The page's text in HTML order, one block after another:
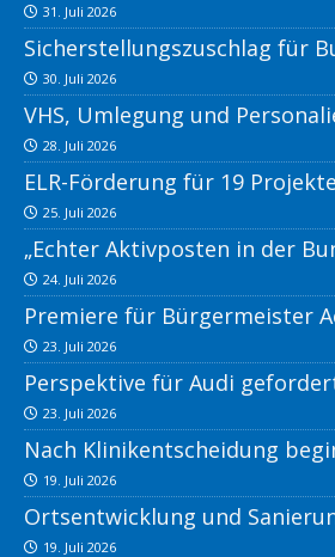
31. Juli 2026
Sicherstellungszuschlag für
30. Juli 2026
VHS, Umlegung und
28. Juli 2026
ELR-Förderung für 19 Projekte
25. Juli 2026
„Echter Aktivposten in der
24. Juli 2026
Premiere für Bürgermeister
23. Juli 2026
Perspektive für Audi
23. Juli 2026
Nach Klinikentscheidung
19. Juli 2026
Ortsentwicklung und
19. Juli 2026